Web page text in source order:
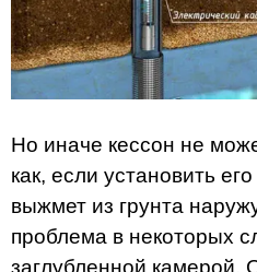
Но иначе кессон не
как, если установить
выжмет из грунта
проблема в некоторых
заглубленной камерой.